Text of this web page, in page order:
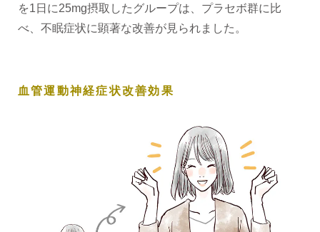
を1日に25mg摂取したグループは、プラセボ群に比
べ、不眠症状に顕著な改善が見られました。
血管運動神経症状改善効果